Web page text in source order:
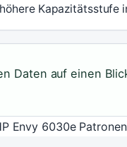
Kapazitätsstufe
Daten auf einen
Envy 6030e Patronen